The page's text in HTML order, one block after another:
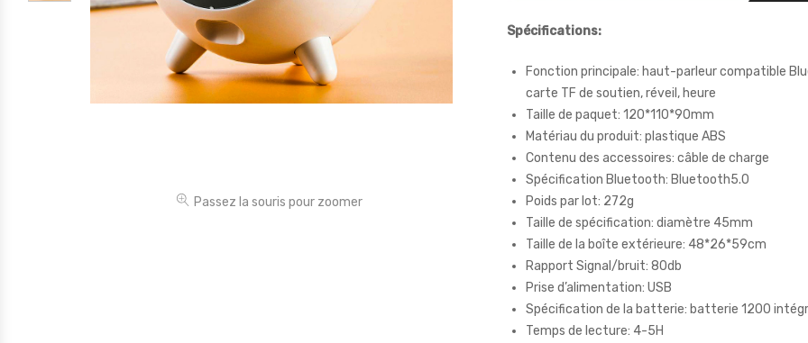
Outillages & Bricolage
Passez la souris pour zoomer
Spécifications:
Fonction principale: haut-parleur compatible
carte TF de soutien, réveil, heure
Taille de paquet: 120*110*90mm
Matériau du produit: plastique ABS
Contenu des accessoires: câble de charge
Spécification Bluetooth: Bluetooth5.0
Poids par lot: 272g
Taille de spécification: diamètre 45mm
Taille de la boîte extérieure: 48*26*59cm
Rapport Signal/bruit: 80db
Prise d’alimentation: USB
Spécification de la batterie: batterie 1200
Temps de lecture: 4-5H